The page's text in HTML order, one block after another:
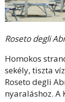
Roseto degli
Homokos
sekély, tiszta
Roseto degli
nyaraláshoz. A